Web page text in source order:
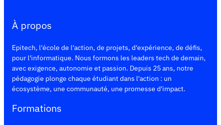
À propos
Epitech, l'école de l'action, de projets, d'expérience, de défis,
pour l'informatique. Nous formons les leaders tech de demain,
avec exigence, autonomie et passion. Depuis 25 ans, notre
pédagogie plonge chaque étudiant dans l'action : un
écosystème, une communauté, une promesse d'impact.
Formations